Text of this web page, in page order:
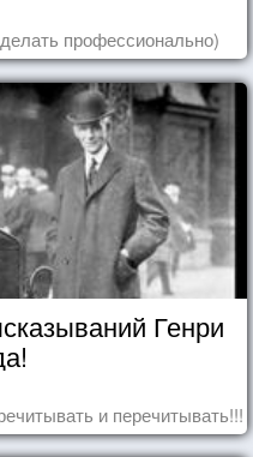
профессионально)
Генри
и перечитывать!!!